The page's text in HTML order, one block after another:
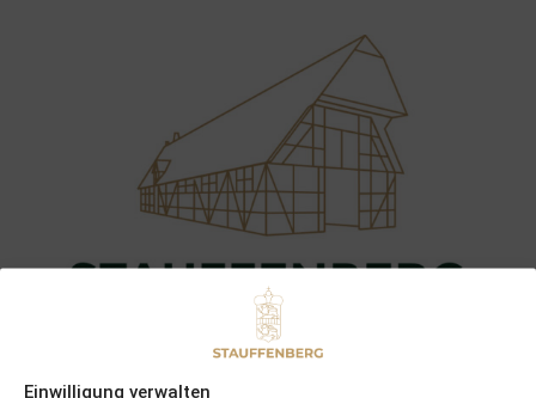
Einwilligung verwalten